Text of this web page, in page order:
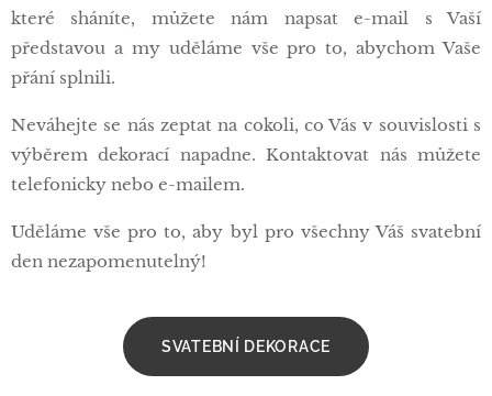
které sháníte, můžete nám napsat e-mail s Vaší
představou a my uděláme vše pro to, abychom Vaše
přání splnili.
Neváhejte se nás zeptat na cokoli, co Vás v souvislosti s
výběrem dekorací napadne. Kontaktovat nás můžete
telefonicky nebo e-mailem.
Uděláme vše pro to, aby byl pro všechny Váš svatební
den nezapomenutelný!
SVATEBNÍ DEKORACE